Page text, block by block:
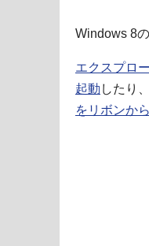
Windows 8
エクスプロ
起動 したり、
をリボンか